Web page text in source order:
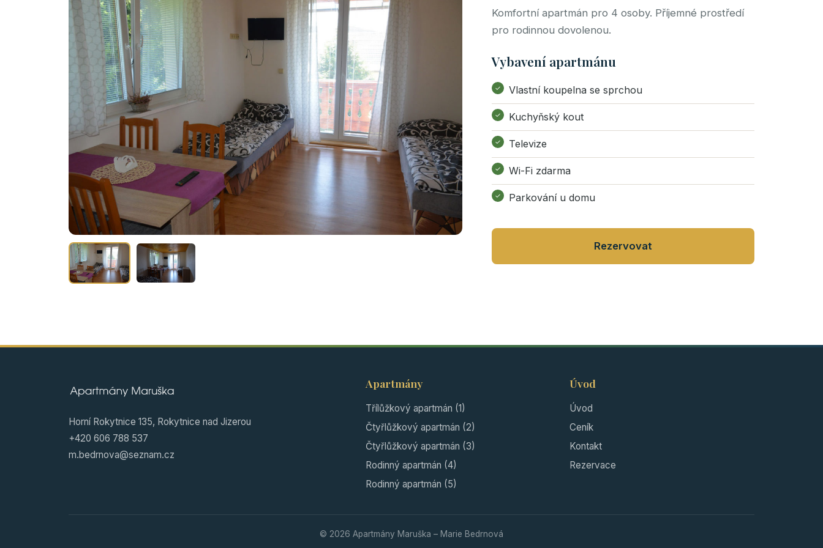
Komfortní apartmán pro 4 osoby. Příjemné prostředí
pro rodinnou dovolenou.
Vybavení apartmánu
Vlastní koupelna se sprchou
Kuchyňský kout
Televize
Wi-Fi zdarma
Parkování u domu
Rezervovat
Horní Rokytnice 135, Rokytnice nad Jizerou
+420 606 788 537
m.bedrnova@seznam.cz
Apartmány
Třílůžkový apartmán (1)
Čtyřlůžkový apartmán (2)
Čtyřlůžkový apartmán (3)
Rodinný apartmán (4)
Rodinný apartmán (5)
Úvod
Úvod
Ceník
Kontakt
Rezervace
© 2026 Apartmány Maruška – Marie Bedrnová